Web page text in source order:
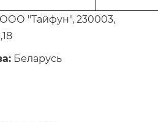
"Тайфун", 230003,
Беларусь